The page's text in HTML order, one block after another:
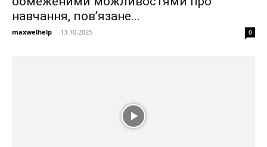
навчання, пов’язане...
maxwelhelp - 13.10.2025 0